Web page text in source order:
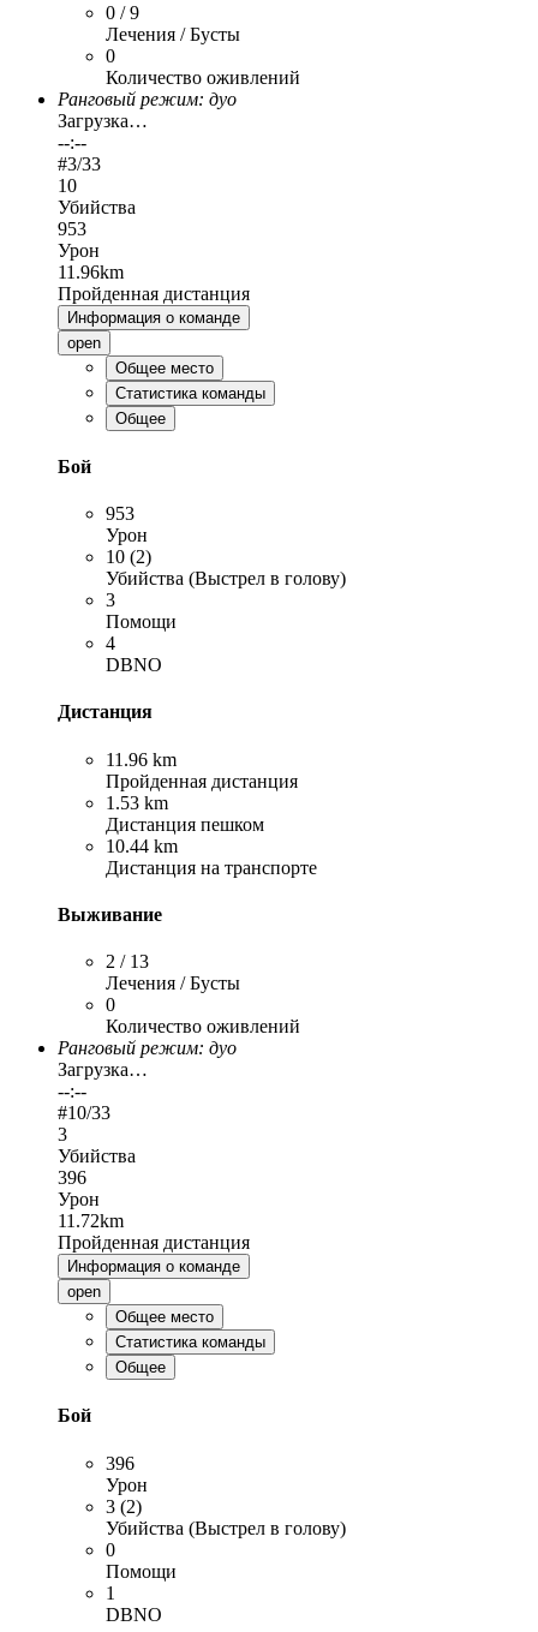
0 / 9
Лечения / Бусты
0
Количество оживлений
Ранговый режим: дуо
Загрузка…
--:--
#3/33
10
Убийства
953
Урон
11.96km
Пройденная дистанция
Информация о команде
open
Общее место
Статистика команды
Общее
Бой
953
Урон
10 (2)
Убийства (Выстрел в голову)
3
Помощи
4
DBNO
Дистанция
11.96 km
Пройденная дистанция
1.53 km
Дистанция пешком
10.44 km
Дистанция на транспорте
Выживание
2 / 13
Лечения / Бусты
0
Количество оживлений
Ранговый режим: дуо
Загрузка…
--:--
#10/33
3
Убийства
396
Урон
11.72km
Пройденная дистанция
Информация о команде
open
Общее место
Статистика команды
Общее
Бой
396
Урон
3 (2)
Убийства (Выстрел в голову)
0
Помощи
1
DBNO